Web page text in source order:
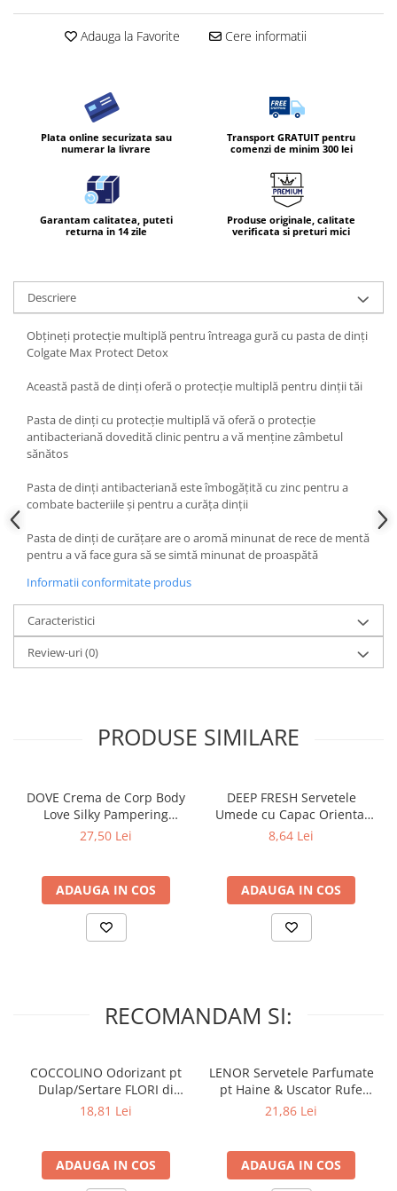
Ingrijirea corpului
Deo Incaltaminte
Igiena orala
Lotiune de corp
Produse pentru ras
Sapunuri
Ingrijirea parului
Balsam de par
Fixativ si spuma de par
Masca & Gel de par
Sampon
Servetele Umede & Uscate
Ingrijire copii
Cosmetice copii
Odorizante
Aer Conditionat
Baie
Camera
Lumanari Parfumate
Masina
Deodorante & Parfumuri
Casete cadou
Pentru COPIL
Pentru EL
Cosmetice Auto
Adauga la Favorite Cere informatii
Plata online securizata sau
numerar la livrare
Transport GRATUIT pentru
comenzi de minim 300 lei
Garantam calitatea, puteti
returna in 14 zile
Produse originale, calitate
verificata si preturi mici
Descriere
Obțineți protecție multiplă pentru întreaga gură cu pasta de dinți
Colgate Max Protect Detox
Această pastă de dinți oferă o protecție multiplă pentru dinții tăi
Pasta de dinți cu protecție multiplă vă oferă o protecție
antibacteriană dovedită clinic pentru a vă menține zâmbetul
sănătos
Pasta de dinți antibacteriană este îmbogățită cu zinc pentru a
combate bacteriile și pentru a curăța dinții
Pasta de dinți de curățare are o aromă minunat de rece de mentă
pentru a vă face gura să se simtă minunat de proaspătă
Informatii conformitate produs
Caracteristici
Review-uri(0)
PRODUSE SIMILARE
DOVE Crema de Corp Body
Love Silky Pampering
Hidratare & Nutritie 300 ml
27,50 Lei
ADAUGA IN COS
DEEP FRESH Servetele
Umede cu Capac Oriental
AMBER 120 buc
8,64 Lei
ADAUGA IN COS
RECOMANDAM SI:
COCCOLINO Odorizant pt
Dulap/Sertare FLORI di
PRIMAVERA 3 buc
18,81 Lei
ADAUGA IN COS
LENOR Servetele Parfumate
pt Haine & Uscator Rufe
SPRING AWAKENING 34 buc
21,86 Lei
ADAUGA IN COS